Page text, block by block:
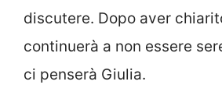
discutere. Dopo aver
continuerà a non essere
ci penserà Giulia.